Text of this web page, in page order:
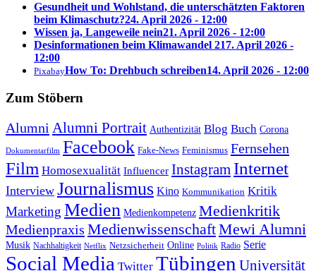
Gesundheit und Wohlstand, die unterschätzten Faktoren
beim Klimaschutz?24. April 2026 - 12:00
Wissen ja, Langeweile nein21. April 2026 - 12:00
Desinformationen beim Klimawandel 217. April 2026 -
12:00
PixabayHow To: Drehbuch schreiben14. April 2026 - 12:00
Zum Stöbern
Alumni Alumni Portrait Authentizität Blog Buch Corona
Dokumentarfilm Facebook Fake-News Feminismus Fernsehen
Film Homosexualität Influencer Instagram Internet
Interview Journalismus Kino Kommunikation Kritik
Marketing Medien Medienkompetenz Medienkritik
Medienpraxis MedienwissenschaftMewi Alumni
Musik Nachhaltigkeit Netflix Netzsicherheit Online Politik Radio Serie
Social Media Twitter Tübingen Universität